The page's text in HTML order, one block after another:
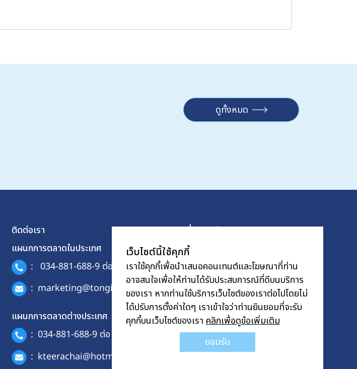
ดูทั้งหมด
ติดต่อเรา
แผนกการตลาดในประเทศ
: 034-881-688-9 ต่อ 114-115
: marketing@tonginter.com
แผนกการตลาดต่างประเทศ
: 034-881-688-9 ต่อ 401
: kteerachai@hotmail.com
แผนที่ Google Maps
เว็บไซต์นี้ใช้คุกกี้
เราใช้คุกกี้เพื่อนำเสนอคอนเทนต์และโฆษณาที่ท่าน
อาจสนใจเพื่อให้ท่านได้รับประสบการณ์ที่ดีบนบริการ
ของเรา หากท่านใช้บริการเว็บไซต์ของเราต่อไปโดยไม่
ได้ปรับการตั้งค่าใดๆ เราเข้าใจว่าท่านยินยอมที่จะรับ
คุกกี้บนเว็บไซต์ของเราคลิกเพื่อดูข้อเพิ่มเติม
ยอมรับ